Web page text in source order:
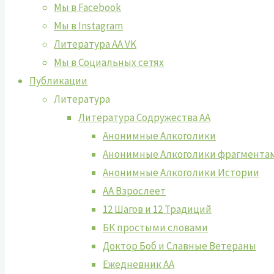
Мы в Facebook
Мы в Instagram
Литература АА VK
Мы в Социальных сетях
Публикации
Литература
Литература Содружества АА
Анонимные Алкоголики
Анонимные Алкоголики
Анонимные Алкоголики Истории
АА Взрослеет
12 Шагов и 12 Традиций
БК простыми словами
Доктор Боб и Славные Ветераны
Ежедневник АА